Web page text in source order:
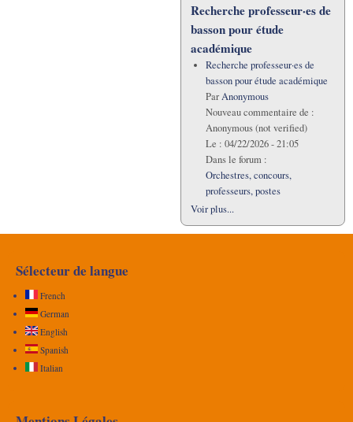
Recherche professeur·es de
basson pour étude
académique
Recherche professeur·es de
basson pour étude académique
ParAnonymous
Nouveau commentaire de :
Anonymous (not verified)
Le : 04/22/2026 - 21:05
Dans le forum :
Orchestres, concours,
professeurs, postes
Voir plus...
Sélecteur de langue
French
German
English
Spanish
Italian